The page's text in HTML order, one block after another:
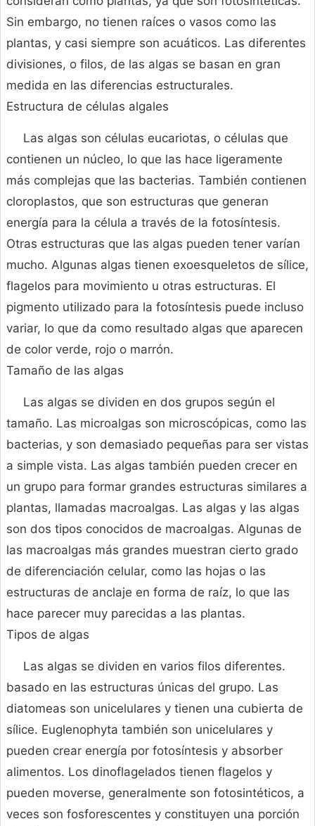
Sin embargo, no tienen raíces o vasos como las
plantas, y casi siempre son acuáticos. Las diferentes
divisiones, o filos, de las algas se basan en gran
medida en las diferencias estructurales.
Estructura de células algales
Las algas son células eucariotas, o células que
contienen un núcleo, lo que las hace ligeramente
más complejas que las bacterias. También contienen
cloroplastos, que son estructuras que generan
energía para la célula a través de la fotosíntesis.
Otras estructuras que las algas pueden tener varían
mucho. Algunas algas tienen exoesqueletos de sílice,
flagelos para movimiento u otras estructuras. El
pigmento utilizado para la fotosíntesis puede incluso
variar, lo que da como resultado algas que aparecen
de color verde, rojo o marrón.
Tamaño de las algas
Las algas se dividen en dos grupos según el
tamaño. Las microalgas son microscópicas, como las
bacterias, y son demasiado pequeñas para ser vistas
a simple vista. Las algas también pueden crecer en
un grupo para formar grandes estructuras similares a
plantas, llamadas macroalgas. Las algas y las algas
son dos tipos conocidos de macroalgas. Algunas de
las macroalgas más grandes muestran cierto grado
de diferenciación celular, como las hojas o las
estructuras de anclaje en forma de raíz, lo que las
hace parecer muy parecidas a las plantas.
Tipos de algas
Las algas se dividen en varios filos diferentes.
basado en las estructuras únicas del grupo. Las
diatomeas son unicelulares y tienen una cubierta de
sílice. Euglenophyta también son unicelulares y
pueden crear energía por fotosíntesis y absorber
alimentos. Los dinoflagelados tienen flagelos y
pueden moverse, generalmente son fotosintéticos, a
veces son fosforescentes y constituyen una porción